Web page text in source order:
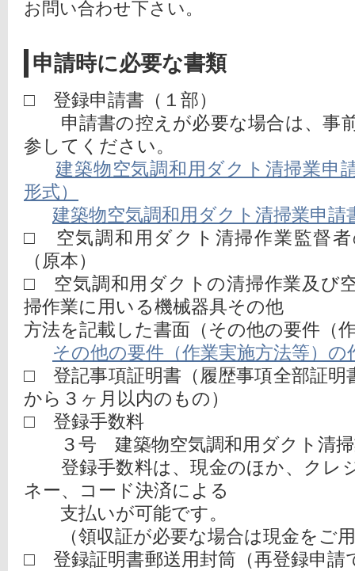
お問い合わせ下さい。
申請時に必要な書類
□ 登録申請書（１部）
申請書の控えが必要な場合は、事
参してください。
建築物空気調和用ダクト清掃業申
形式）
建築物空気調和用ダクト清掃業申
□ 空気調和用ダクト清掃作業監督
（原本）
□ 空気調和用ダクトの清掃作業及び
掃作業に用いる機械器具その他
方法を記載した書面（その他の要件（
その他の要件（作業実施方法等）の
□ 登記事項証明書（履歴事項全部証明
から３ヶ月以内のもの）
□ 登録手数料
３号 建築物空気調和用ダクト清
登録手数料は、現金のほか、クレ
ネー、コード決済による
支払いが可能です。
（領収証が必要な場合は現金をご
□ 登録証明書郵送用封筒（再登録申請